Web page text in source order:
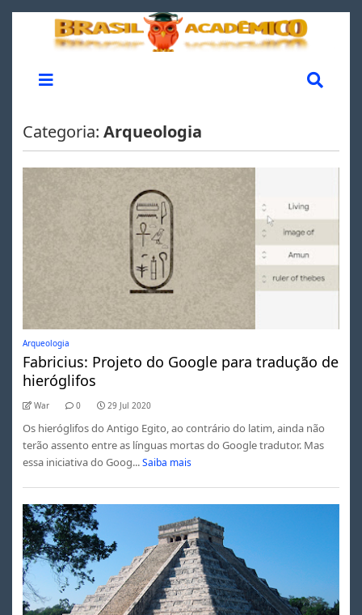
Categoria: Arqueologia
Arqueologia
Fabricius: Projeto do Google para tradução de
hieróglifos
War 0 29 Jul 2020
Os hieróglifos do Antigo Egito, ao contrário do latim, ainda não
terão assento entre as línguas mortas do Google tradutor. Mas
essa iniciativa do Goog... Saiba mais